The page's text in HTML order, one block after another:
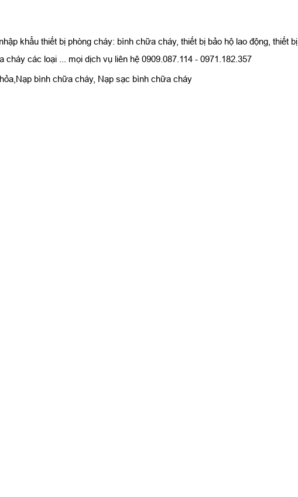
khẩu thiết bị phòng cháy: bình chữa cháy, thiết bị bảo hộ lao động, thiết bị
các loại ... mọi dịch vụ liên hệ 0909.087.114 - 0971.182.357
bình chữa cháy, Nạp sạc bình chữa cháy